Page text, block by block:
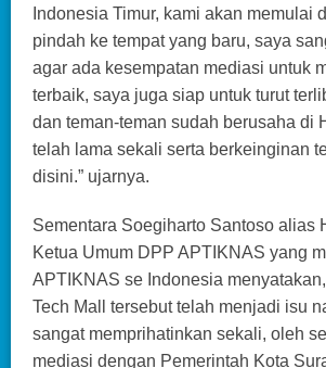
Indonesia Timur, kami akan memulai
pindah ke tempat yang baru, saya
agar ada kesempatan mediasi untuk
terbaik, saya juga siap untuk turut
dan teman-teman sudah berusaha di
telah lama sekali serta berkeinginan
disini.” ujarnya.
Sementara Soegiharto Santoso alias
Ketua Umum DPP APTIKNAS yang
APTIKNAS se Indonesia
Tech Mall tersebut telah menjadi isu
sangat memprihatinkan sekali, oleh
mediasi dengan Pemerintah Kota